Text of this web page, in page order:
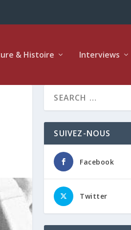
& Histoire Interviews
SUIVEZ-NOUS
Facebook
Twitter